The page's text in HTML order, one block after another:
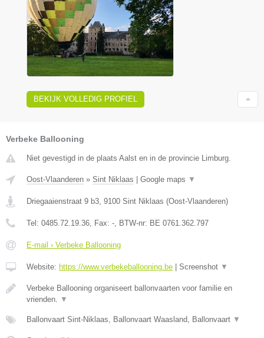
BEKIJK VOLLEDIG PROFIEL
Verbeke Ballooning
Niet gevestigd in de plaats Aalst en in de provincie Limburg.
Oost-Vlaanderen » Sint Niklaas Google maps ▼
Driegaaienstraat 9 b3, 9100 Sint Niklaas (Oost-Vlaanderen)
Tel: 0485.72.19.36, Fax: -, BTW-nr: BE 0761.362.797
E-mail › Verbeke Ballooning
Website: https://www.verbekeballooning.be Screenshot ▼
Verbeke Ballooning organiseert ballonvaarten voor familie en
vrienden. ▼
Ballonvaart Sint-Niklaas, Ballonvaart Waasland, Ballonvaart ▼